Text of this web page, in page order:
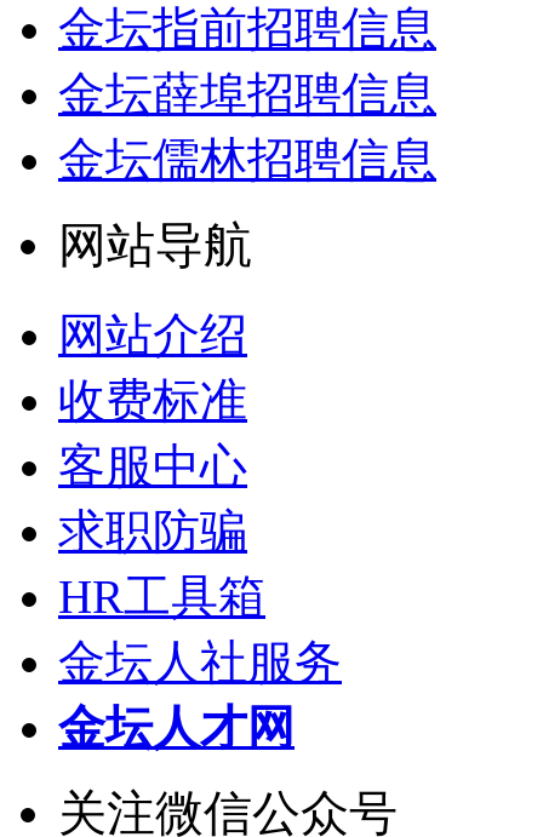
金坛指前招聘信息
金坛薛埠招聘信息
金坛儒林招聘信息
网站导航
网站介绍
收费标准
客服中心
求职防骗
HR工具箱
金坛人社服务
金坛人才网
关注微信公众号